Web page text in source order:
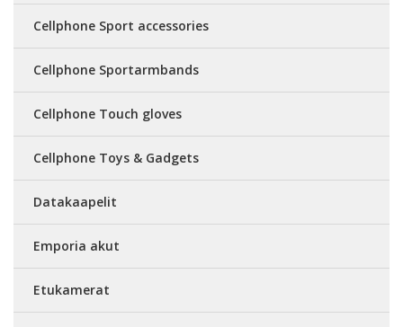
Cellphone Sport accessories
Cellphone Sportarmbands
Cellphone Touch gloves
Cellphone Toys & Gadgets
Datakaapelit
Emporia akut
Etukamerat